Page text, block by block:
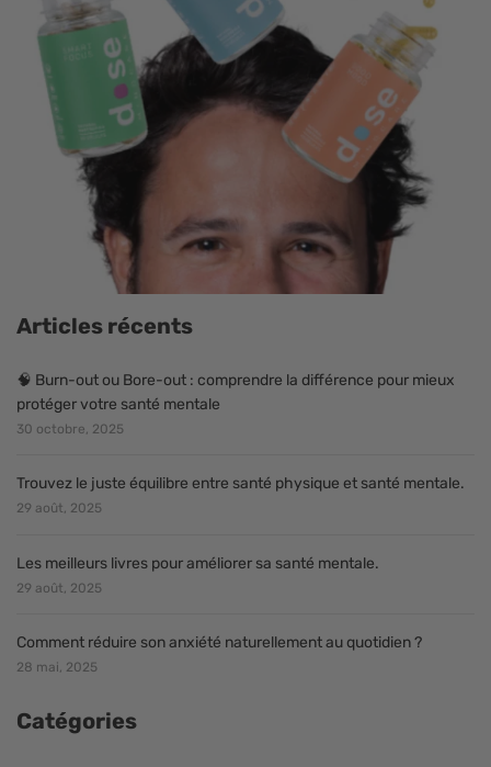
Articles récents
🧠 Burn-out ou Bore-out : comprendre la différence pour mieux
protéger votre santé mentale
30 octobre, 2025
Trouvez le juste équilibre entre santé physique et santé mentale.
29 août, 2025
Les meilleurs livres pour améliorer sa santé mentale.
29 août, 2025
Comment réduire son anxiété naturellement au quotidien ?
28 mai, 2025
Catégories